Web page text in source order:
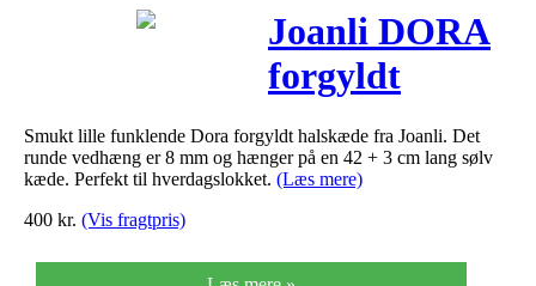
Joanli DORA
forgyldt
halskæde med
lille rundt
cubic zirkonia
Smukt lille funklende Dora forgyldt halskæde fra Joanli. Det
runde vedhæng er 8 mm og hænger på en 42 + 3 cm lang sølv
kæde. Perfekt til hverdagslokket. (Læs mere)
400 kr. (Vis fragtpris)